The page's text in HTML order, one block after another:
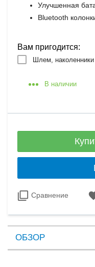
Улучшенная
Bluetooth
Вам пригодится:
Шлем, наколенники
В наличии
Сравнение
ОБЗОР